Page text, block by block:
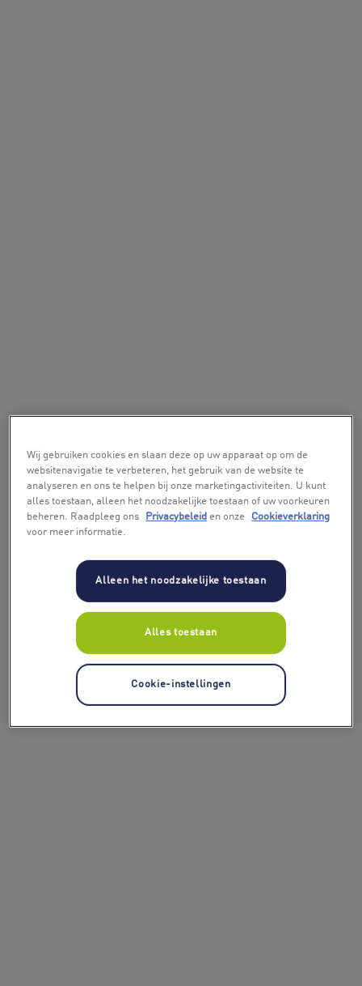
Wij gebruiken cookies en slaan deze op uw apparaat op om de
websitenavigatie te verbeteren, het gebruik van de website te
analyseren en ons te helpen bij onze marketingactiviteiten. U kunt
alles toestaan, alleen het noodzakelijke toestaan of uw voorkeuren
beheren. Raadpleeg ons
Privacybeleid en onze
Cookieverklaring
voor meer informatie.
Alleen het noodzakelijke toestaan
Alles toestaan
Cookie-instellingen